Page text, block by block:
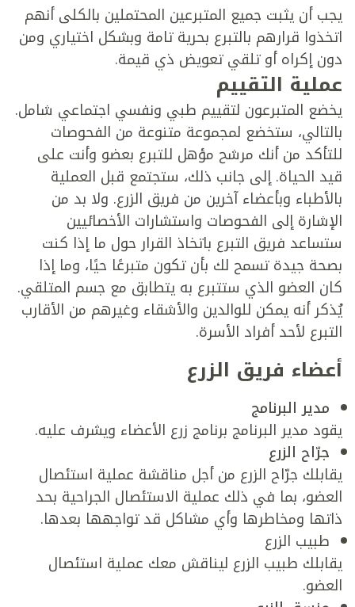
يجب أن يثبت جميع المتبرعين المحتملين بالكلى أنهم
اتخذوا قرارهم بالتبرع بحرية تامة وبشكل اختياري ومن
دون إكراه أو تلقي تعويض ذي قيمة.
عملية التقييم
يخضع المتبرعون لتقييم طبي ونفسي اجتماعي شامل.
بالتالي، ستخضع لمجموعة متنوعة من الفحوصات
للتأكد من أنك مرشح مؤهل للتبرع بعضو وأنت على
قيد الحياة. إلى جانب ذلك، ستجتمع قبل العملية
بالأطباء وبأعضاء آخرين من فريق الزرع. ولا بد من
الإشارة إلى الفحوصات واستشارات الأخصائيين
ستساعد فريق التبرع باتخاذ القرار حول ما إذا كنت
بصحة جيدة تسمح لك بأن تكون متبرعًا حيًا، وما إذا
كان العضو الذي ستتبرع به يتطابق مع جسم المتلقي.
يُذكر أنه يمكن للوالدين والأشقاء وغيرهم من الأقارب
التبرع لأحد أفراد الأسرة.
أعضاء فريق الزرع
مدير البرنامج
يقود مدير البرنامج برنامج زرع الأعضاء ويشرف عليه.
جرّاح الزرع
يقابلك جرّاح الزرع من أجل مناقشة عملية استئصال
العضو، بما في ذلك عملية الاستئصال الجراحية بحد
ذاتها ومخاطرها وأي مشاكل قد تواجهها بعدها.
طبيب الزرع
يقابلك طبيب الزرع ليناقش معك عملية استئصال
العضو.